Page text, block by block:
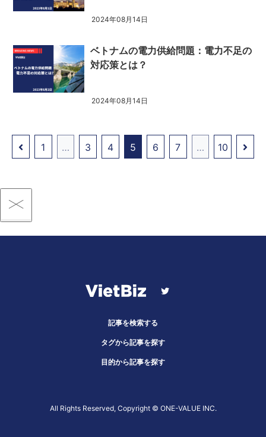
2024年08月14日
ベトナムの電力供給問題：電力不足の
対応策とは？
2024年08月14日
1 … 3 4 5 6 7 … 10
記事を検索する
タグから記事を探す
目的から記事を探す
All Rights Reserved, Copyright ©︎ ONE-VALUE INC.